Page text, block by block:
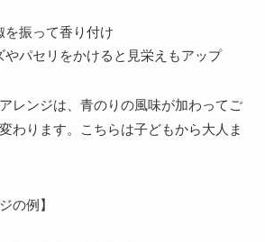
を振って香り付け
やパセリをかけると見栄えもアップ
レンジは、青のりの風味が加わってご
わります。こちらは子どもから大人ま
の例】